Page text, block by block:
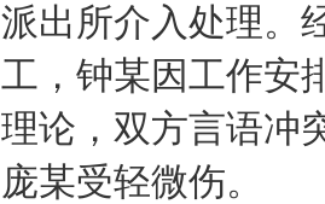
派出所介入处理。
工，钟某因工作安
理论，双方言语冲
庞某受轻微伤。